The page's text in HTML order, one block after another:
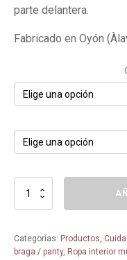
era:
36,00€.
es:
32,40€.
parte delantera.
Fabricado en Oyón
Faja
Bel
Siluet
Categorías: Productos,
braga / panty, Ropa interior